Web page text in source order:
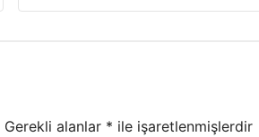
Gerekli alanlar * ile işaretlenmişlerdir